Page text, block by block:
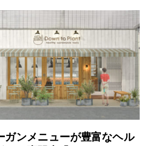
ガンメニューが豊富なヘル